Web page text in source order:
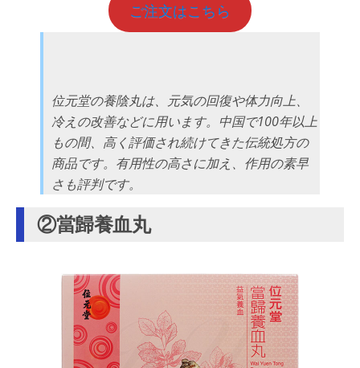
ご注文はこちら
位元堂の養陰丸は、元気の回復や体力向上、
冷えの改善などに用います。中国で100年以上
もの間、高く評価され続けてきた伝統処方の
商品です。有用性の高さに加え、作用の素早
さも評判です。
②當歸養血丸